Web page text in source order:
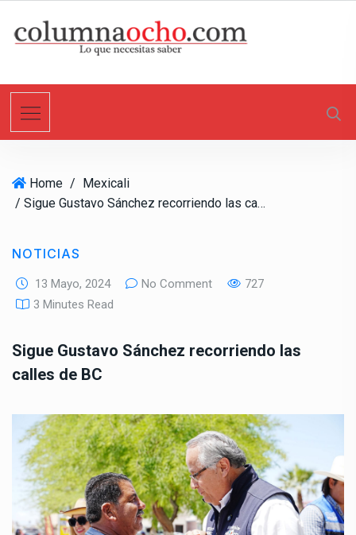
t
Home / Mexicali
/ Sigue Gustavo Sánchez recorriendo las calles de BC
NOTICIAS
13 Mayo, 2024 No Comment
727
3 Minutes Read
Sigue Gustavo Sánchez recorriendo las
calles de BC